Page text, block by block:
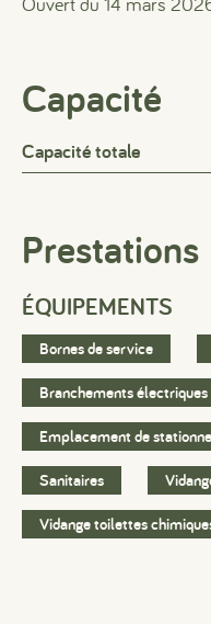
Capacité
Capacité totale
Prestations
ÉQUIPEMENTS
Bornes de service
Branchements électriques
Emplacement de
Sanitaires
Vidange toilettes